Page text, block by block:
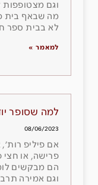
וגם מצטופפות
מה שבאף בית
לא בבית ספר
למאמר »
למה שסופר
08/06/2023
אם פיליפ רות׳,
פרישה, או
הם מבקשים
וגם אמירה